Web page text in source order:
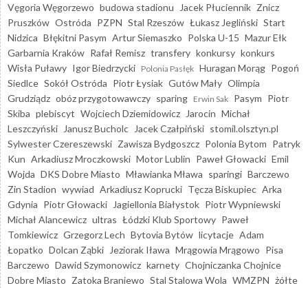
Vęgoria Węgorzewo budowa stadionu Jacek Płuciennik Znicz
Pruszków Ostróda PZPN Stal Rzeszów Łukasz Jegliński Start
Nidzica Błękitni Pasym Artur Siemaszko Polska U-15 Mazur Ełk
Garbarnia Kraków Rafał Remisz transfery konkursy konkurs
Wisła Puławy Igor Biedrzycki Polonia Pasłęk Huragan Morąg Pogoń
Siedlce Sokół Ostróda Piotr Łysiak Gutów Mały Olimpia
Grudziądz obóz przygotowawczy sparing Erwin Sak Pasym Piotr
Skiba plebiscyt Wojciech Dziemidowicz Jarocin Michał
Leszczyński
Janusz Bucholc Jacek Czałpiński stomil.olsztyn.pl
Sylwester Czereszewski Zawisza Bydgoszcz Polonia Bytom Patryk
Kun Arkadiusz Mroczkowski Motor Lublin Paweł Głowacki Emil
Wojda DKS Dobre Miasto Mławianka Mława sparingi Barczewo
Zin Stadion wywiad Arkadiusz Koprucki Tęcza Biskupiec Arka
Gdynia Piotr Głowacki Jagiellonia Białystok Piotr Wypniewski
Michał Alancewicz ultras Łódzki Klub Sportowy Paweł
Tomkiewicz Grzegorz Lech Bytovia Bytów licytacje Adam
Łopatko Dolcan Ząbki Jeziorak Iława Mrągowia Mrągowo Pisa
Barczewo Dawid Szymonowicz karnety Chojniczanka Chojnice
Dobre Miasto Zatoka Braniewo Stal Stalowa Wola WMZPN żółte